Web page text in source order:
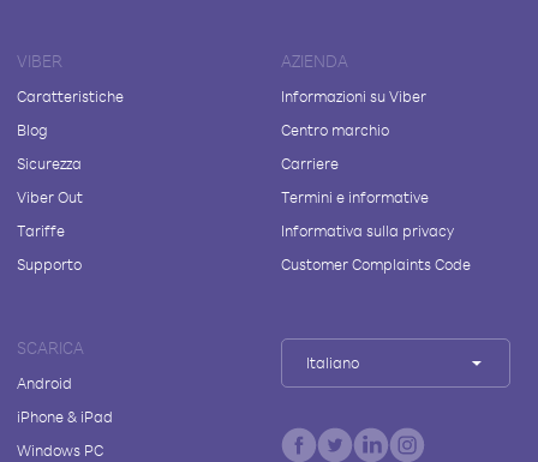
VIBER
Caratteristiche
Blog
Sicurezza
Viber Out
Tariffe
Supporto
AZIENDA
Informazioni su Viber
Centro marchio
Carriere
Termini e informative
Informativa sulla privacy
Customer Complaints Code
SCARICA
Android
iPhone & iPad
Windows PC
Italiano